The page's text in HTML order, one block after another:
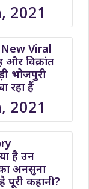
2021
Viral
और विक्रांत
भोजपुरी
रहा हैं
2021
है उन
अनसुना
पूरी कहानी?